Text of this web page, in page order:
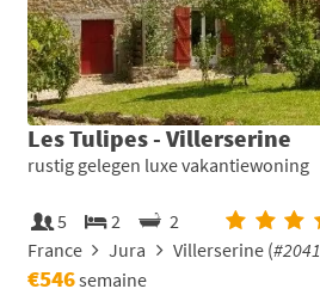
Les Tulipes - Villerserine
rustig gelegen luxe vakantiewoning
5 2
2
France
Jura Villerserine (#2041
€546semaine